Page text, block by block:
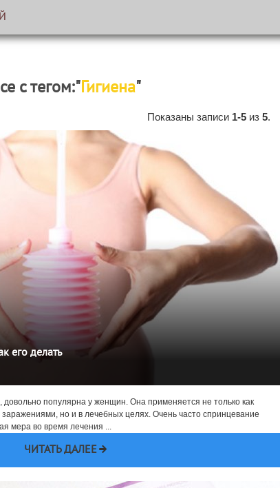
с тегом:"Гигиена"
Показаны записи 1-5из 5.
его делать
довольно популярна у женщин. Она применяется не только как
но и в лечебных целях. Очень часто спринцевание
мера во время лечения ...
ЧИТАТЬ ДАЛЕЕ